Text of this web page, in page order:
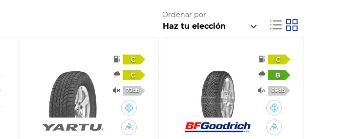
Ordenar por
C
C
72db
C
B
69db